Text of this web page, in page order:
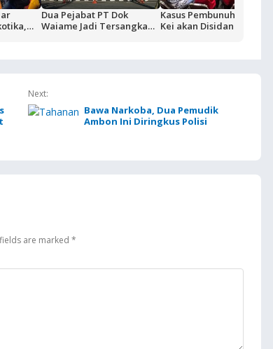
Dua Pejabat PT Dok
Waiame Jadi Tersangka
Kasus Pembunuhan Nus
Kei akan Disidangkan, Dua
Next:
Bawa Narkoba, Dua Pemudik
Ambon Ini Diringkus Polisi
are marked *